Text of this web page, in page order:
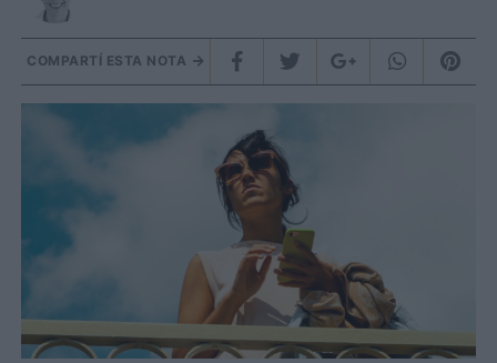
COMPARTÍ ESTA NOTA